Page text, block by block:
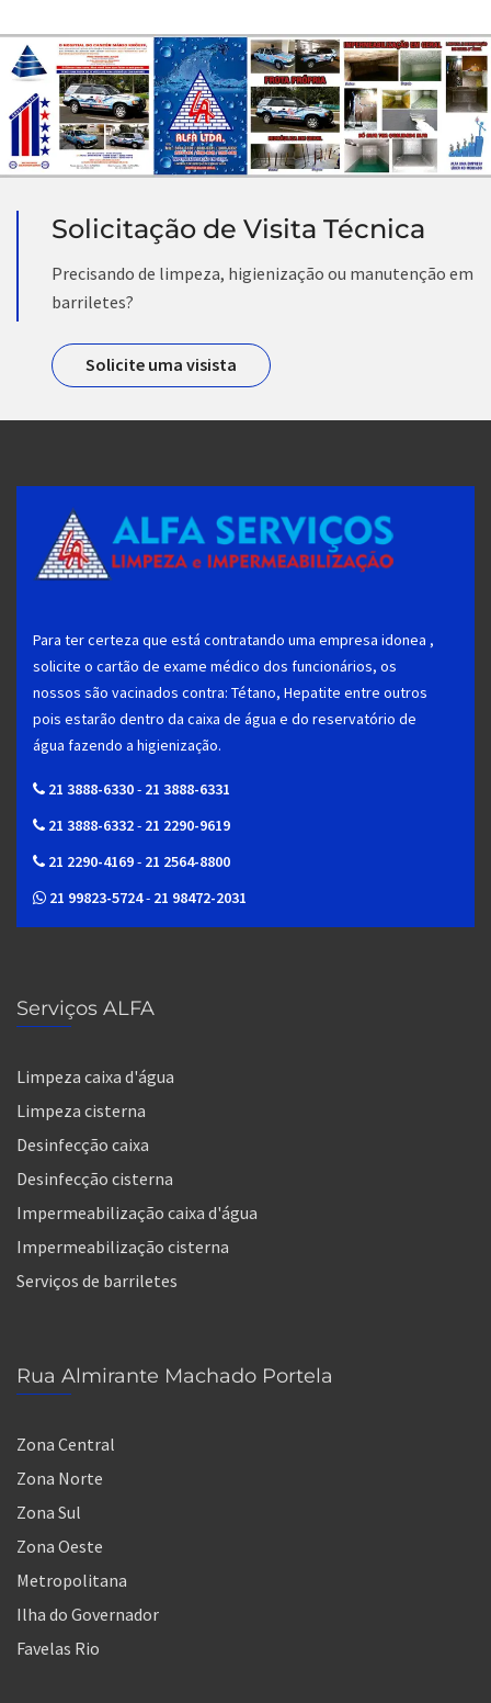
Solicitação de Visita Técnica
Precisando de limpeza, higienização ou manutenção em
barriletes?
Solicite uma visista
Para ter certeza que está contratando uma empresa idonea ,
solicite o cartão de exame médico dos funcionários, os
nossos são vacinados contra: Tétano, Hepatite entre outros
pois estarão dentro da caixa de água e do reservatório de
água fazendo a higienização.
21 3888-6330- 21 3888-6331
21 3888-6332- 21 2290-9619
21 2290-4169- 21 2564-8800
21 99823-5724- 21 98472-2031
Serviços ALFA
Limpeza caixa d'água
Limpeza cisterna
Desinfecção caixa
Desinfecção cisterna
Impermeabilização caixa d'água
Impermeabilização cisterna
Serviços de barriletes
Rua Almirante Machado Portela
Zona Central
Zona Norte
Zona Sul
Zona Oeste
Metropolitana
Ilha do Governador
Favelas Rio